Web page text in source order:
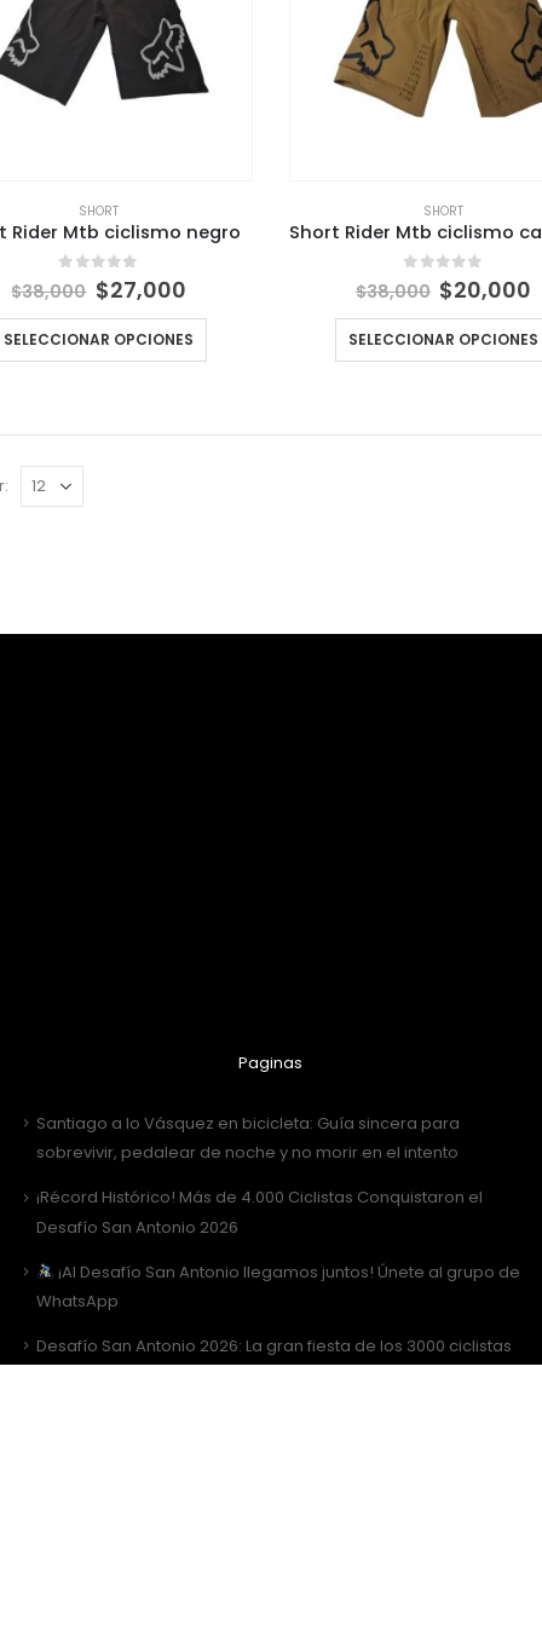
SHORT
Rider Mtb ciclismo negro
out of 5
$38,000 El
precio
original
era:
$27,000El
actual
es:
SELECCIONAR OPCIONES
SHORT
out of 5
$38,000 El
precio
original
era:
$20,000
SELECCIONAR OPCIONES
Paginas
Santiago a lo Vásquez en bicicleta: Guía sincera para
sobrevivir, pedalear de noche y no morir en el intento
¡Récord Histórico! Más de 4.000 Ciclistas Conquistaron el
Desafío San Antonio 2026
¡Al Desafío San Antonio llegamos juntos! Únete al grupo de
WhatsApp
Desafío San Antonio 2026: La gran fiesta de los 3000 ciclistas